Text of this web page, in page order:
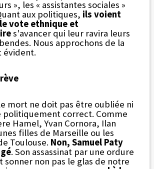
», les « assistantes sociales »
aux politiques, ils voient
vote ethnique et
s'avancer qui leur ravira leurs
Nous approchons de la
évident.
mort ne doit pas être oubliée ni
politiquement correct. Comme
Hamel, Yvan Cornora, Ilan
filles de Marseille ou les
Toulouse. Non, Samuel Paty
. Son assassinat par une ordure
sonner non pas le glas de notre